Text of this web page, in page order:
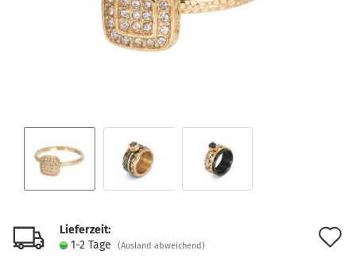
Lieferzeit:
1-2 Tage
(Ausland abweichend)